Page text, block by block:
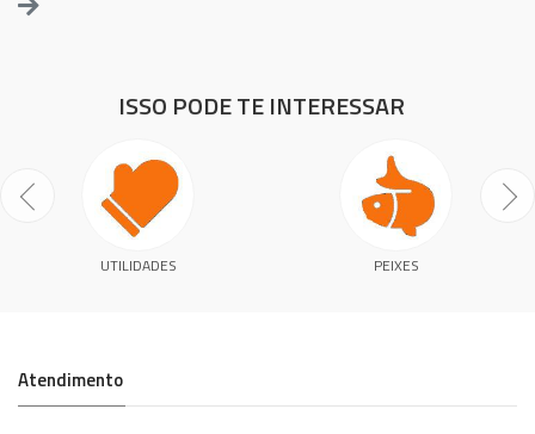
ISSO PODE TE INTERESSAR
UTILIDADES PEIXES
Atendimento